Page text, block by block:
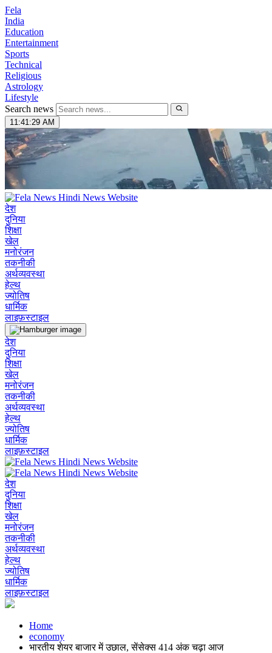
Fela
India
Education
Entertainment
Sports
Technical
Religious
Astrology
Lifestyle
Search news
11:41:30 AM
देश
दुनिया
शिक्षा
खेल
मनोरंजन
तकनीकी
अर्थव्यवस्था
हेल्थ
ज्योतिष
धार्मिक
लाइफ़स्टाइल
देश
दुनिया
शिक्षा
खेल
मनोरंजन
तकनीकी
अर्थव्यवस्था
हेल्थ
ज्योतिष
धार्मिक
लाइफ़स्टाइल
देश
दुनिया
शिक्षा
खेल
मनोरंजन
तकनीकी
अर्थव्यवस्था
हेल्थ
ज्योतिष
धार्मिक
लाइफ़स्टाइल
Home
economy
भारतीय शेयर बाजार में उछाल, सेंसेक्स 414 अंक चढ़ा आज